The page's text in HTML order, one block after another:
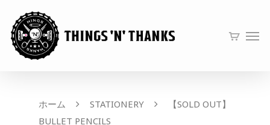
ホーム STATIONERY
【SOLD OUT】
BULLET PENCILS